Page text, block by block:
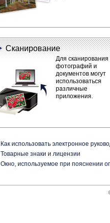
Сканирование
Для сканирования
фотографий и
документов могут
использоваться
различные
приложения.
Как использовать электронное
Товарные знаки и лицензии
Окно, используемое при пояснении